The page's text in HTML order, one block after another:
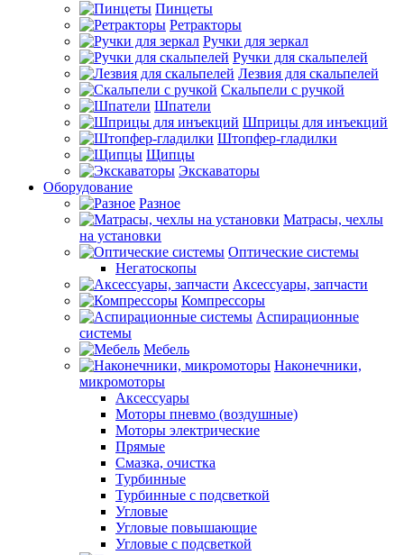
Пинцеты
Ретракторы
Ручки для зеркал
Ручки для скальпелей
Лезвия для скальпелей
Скальпели с ручкой
Шпатели
Шприцы для инъекций
Штопфер-гладилки
Щипцы
Экскаваторы
Оборудование
Разное
Матрасы, чехлы
на установки
Оптические системы
Негатоскопы
Аксессуары, запчасти
Компрессоры
Аспирационные
системы
Мебель
Наконечники,
микромоторы
Аксессуары
Моторы пневмо (воздушные)
Моторы электрические
Прямые
Смазка, очистка
Турбинные
Турбинные с подсветкой
Угловые
Угловые повышающие
Угловые с подсветкой